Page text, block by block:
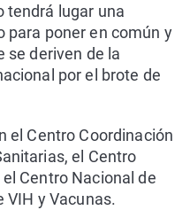
tendrá lugar una
para poner en común y
se deriven de la
por el brote de
el Centro Coordinación
el Centro
Centro Nacional de
VIH y Vacunas.